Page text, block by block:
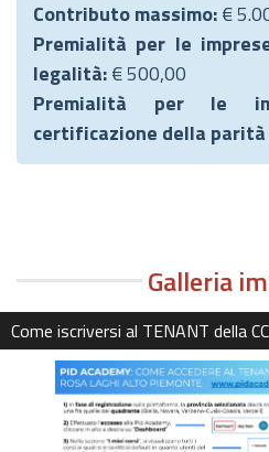
Contributo massimo:€
Premialità per le
legalità:€ 500,00
Premialità per le
certificazione della parità
Galleria
Come iscriversi al TENANT della